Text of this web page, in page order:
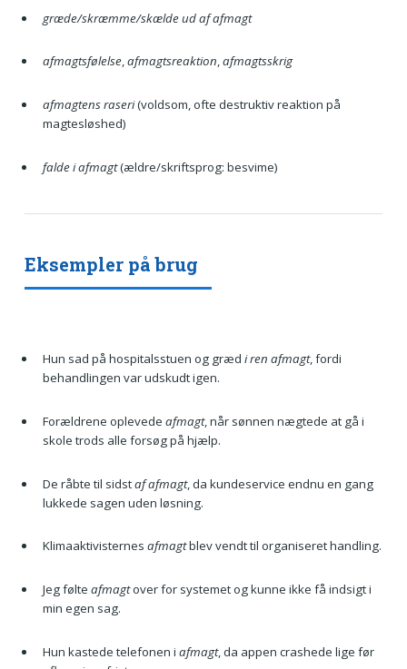
græde/skræmme/skælde ud af afmagt
afmagtsfølelse,afmagtsreaktion,afmagtsskrig
afmagtens raseri(voldsom, ofte destruktiv reaktion på
magtesløshed)
falde i afmagt(ældre/skriftsprog: besvime)
Eksempler på brug
Hun sad på hospitalsstuen og græd i ren afmagt, fordi
behandlingen var udskudt igen.
Forældrene oplevede afmagt, når sønnen nægtede at gå i
skole trods alle forsøg på hjælp.
De råbte til sidstaf afmagt, da kundeservice endnu en gang
lukkede sagen uden løsning.
Klimaaktivisternes afmagtblev vendt til organiseret handling.
Jeg følte afmagtover for systemet og kunne ikke få indsigt i
min egen sag.
Hun kastede telefonen i afmagt, da appen crashede lige før